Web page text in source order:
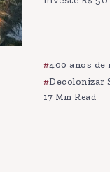
400 anos
Decolonizar
17 Min Read